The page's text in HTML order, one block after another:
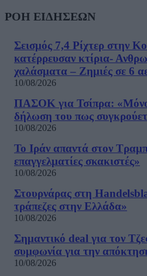
ΡΟΗ ΕΙΔΗΣΕΩΝ
Σεισμός 7,4 Ρίχτερ στην
κατέρρευσαν κτίρια-
χαλάσματα – Ζημιές σε 6
10/08/2026
ΠΑΣΟΚ για Τσίπρα: «Μόνο
δήλωση του πως
10/08/2026
Το Ιράν απαντά στον
επαγγελματίες σκακιστές»
10/08/2026
Στουρνάρας στη
τράπεζες στην Ελλάδα»
10/08/2026
Σημαντικό deal για τον
συμφωνία για την
10/08/2026